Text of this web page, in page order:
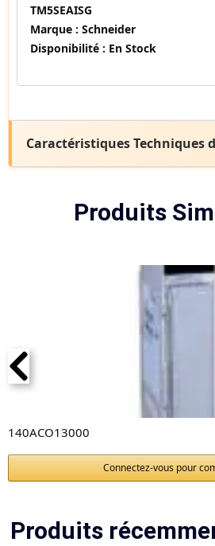
TM5SEAISG
Marque : Schneider
Disponibilité : En Stock
Caractéristiques Techniques
Produits
140ACO13000
Connectez-vous pour
Produits